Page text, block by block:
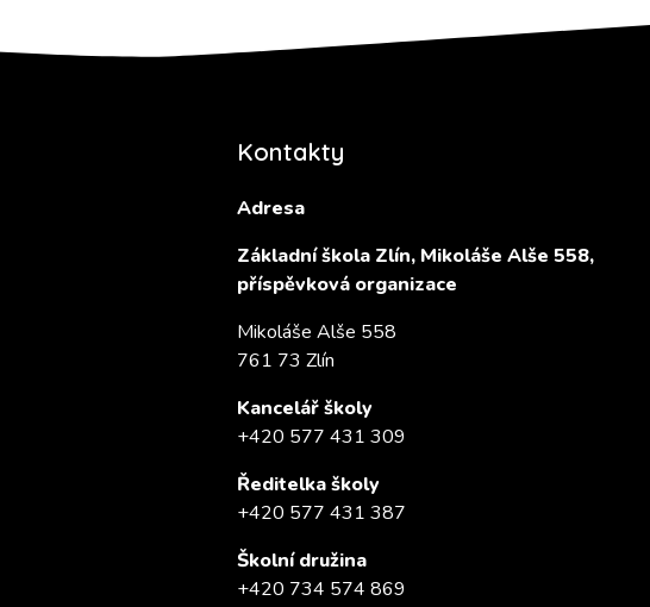
Kontakty
Adresa
Základní škola Zlín, Mikoláše Alše 558,
příspěvková organizace
Mikoláše Alše 558
761 73 Zlín
Kancelář školy
+420 577 431 309
Ředitelka školy
+420 577 431 387
Školní družina
+420 734 574 869